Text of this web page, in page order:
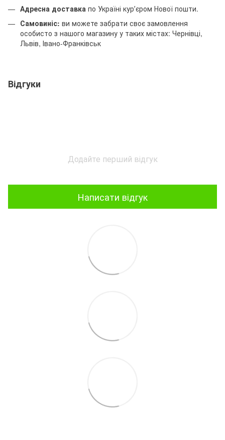
Адресна доставка по Україні курʼєром Нової пошти.
Самовиніс: ви можете забрати своє замовлення
особисто з нашого магазину у таких містах: Чернівці,
Львів, Івано-Франківськ
Відгуки
Додайте перший відгук
Написати відгук